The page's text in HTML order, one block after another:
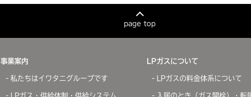
page top
事業案内
私たちはイワタニグループです
LPガス・供給体制・供給システム
LPガスについて
LPガスの料金体系について
入居のとき（ガス開栓）・転